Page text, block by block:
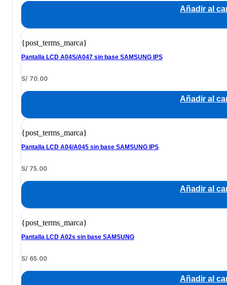
Añadir al
{post_terms_marca}
Pantalla LCD A04S/A047 sin base SAMSUNG IPS
S/ 70.00
Añadir al
{post_terms_marca}
Pantalla LCD A04/A045 sin base SAMSUNG IPS
S/ 75.00
Añadir al
{post_terms_marca}
Pantalla LCD A02s sin base SAMSUNG
S/ 65.00
Añadir al